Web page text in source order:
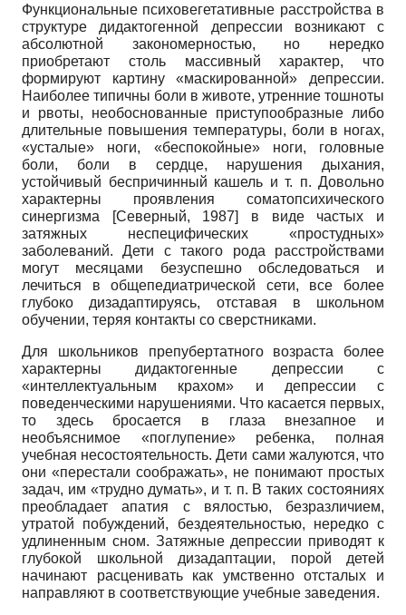
Функциональные психовегетативные расстройства в
структуре дидактогенной депрессии возникают с
абсолютной закономерностью, но нередко
приобретают столь массивный характер, что
формируют картину «маскированной» депрессии.
Наиболее типичны боли в животе, утренние тошноты
и рвоты, необоснованные приступообразные либо
длительные повышения температуры, боли в ногах,
«усталые» ноги, «беспокойные» ноги, головные
боли, боли в сердце, нарушения дыхания,
устойчивый беспричинный кашель и т. п. Довольно
характерны проявления соматопсихического
синергизма
[Северный, 1987]
в виде частых и
затяжных не­специфических «простудных»
заболеваний. Дети с такого рода расстройствами
могут месяцами безуспешно обследоваться и
лечиться в общепедиатрической сети, все более
глубоко дизадаптируясь, отставая в школьном
обучении, теряя контакты со сверстниками.
Для школьников препубертатного возраста более
характерны дидактогенные депрессии с
«интеллектуальным крахом» и депрессии с
поведенческими нарушениями. Что касается первых,
то здесь бросается в глаза внезапное и
необъяснимое «поглупение» ребенка, полная
учебная несостоятельность. Дети сами жалуются, что
они «перестали соображать», не понимают простых
задач, им «трудно думать», и т. п. В таких состояниях
преобладает апатия с вялостью, безразличием,
утратой побуждений, бездеятельностью, нередко с
удлиненным сном. Затяжные депрессии приводят к
глубокой школьной дизадаптации, порой детей
начинают расценивать как умственно отсталых и
направляют в соответствующие учебные заведения.